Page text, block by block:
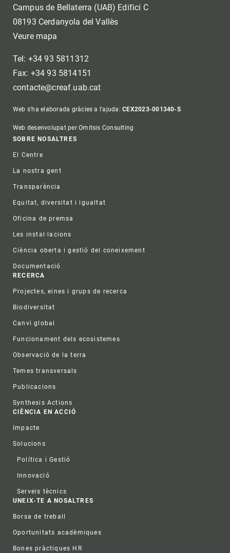
Campus de Bellaterra (UAB) Edifici C
08193 Cerdanyola del Vallès
Veure mapa
Tel: +34 93 5811312
Fax: +34 93 5814151
contacte@creaf.uab.cat
Web s'ha elaborada gràcies a l'ajuda:CEX2023-001340-S
Web desenvolupat per Omitsis Consulting
Footer
SOBRE NOSALTRES
El Centre
La nostra gent
Transparència
Equitat, diversitat i igualtat
Oficina de premsa
Les instal·lacions
Ciència oberta i gestió del coneixement
Documentació
RECERCA
Projectes, eines i grups de recerca
Biodiversitat
Canvi global
Funcionament dels ecosistemes
Observació de la terra
Temes transversals
Publicacions
Synthesis Actions
CIÈNCIA EN ACCIÓ
Impacte
Solucions
Política i Gestió
Innovació
Serveis tècnics
UNEIX-TE A NOSALTRES
Borsa de treball
Oportunitats acadèmiques
Bones pràctiques HR